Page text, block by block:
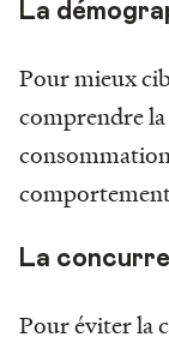
La
Pour mieux
comprendre
La
Pour éviter la